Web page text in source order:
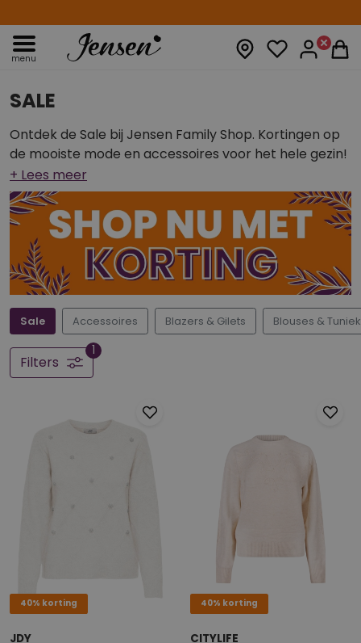
menu
SALE
Ontdek de Sale bij Jensen Family Shop. Kortingen op
de mooiste mode en accessoires voor het hele gezin!
Sale Accessoires Blazers & Gilets Blouses &
Filters
1
40% korting
JDY
40% korting
CITYLIFE